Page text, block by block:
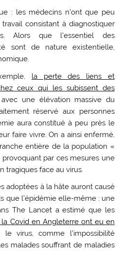
: les médecins n’ont que peu
consistant à diagnostiquer
Alors que l’essentiel des
sont de nature existentielle,
la perte des liens et
ceux qui les subissent des
une élévation massive du
réservé aux personnes
aura constitué à peu près le
faire vivre. On a ainsi enfermé,
entière de la population «
par ces mesures une
tragiques face au virus.
adoptées à la hâte auront causé
que l’épidémie elle-même : une
The Lancet a estimé que les
Covid en Angleterre ont eu en
virus, comme l’impossibilité
malades souffrant de maladies